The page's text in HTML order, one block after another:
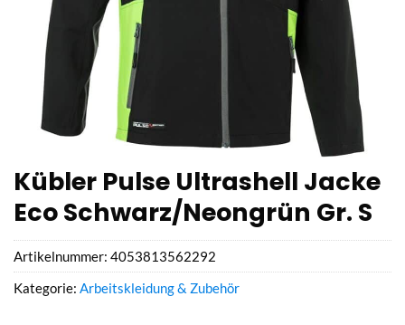
Kübler Pulse Ultrashell Jacke
Eco Schwarz/Neongrün Gr. S
Artikelnummer: 4053813562292
Kategorie: Arbeitskleidung & Zubehör